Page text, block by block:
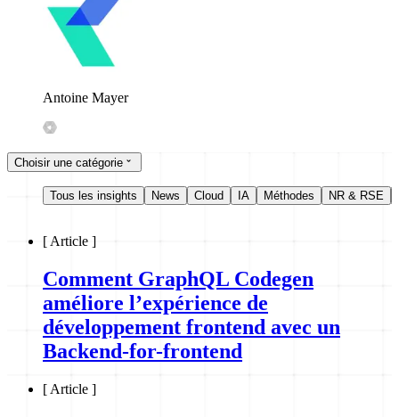
Antoine Mayer
Choisir une catégorie
Tous les insights News Cloud IA Méthodes NR & RSE
[ Article ]
Comment GraphQL Codegen
améliore l’expérience de
développement frontend avec un
Backend-for-frontend
[ Article ]